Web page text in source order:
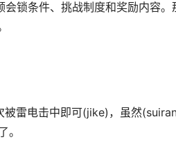
会锁条件、挑战制度和奖励内容
雷电击中即可(jike)，虽然
。